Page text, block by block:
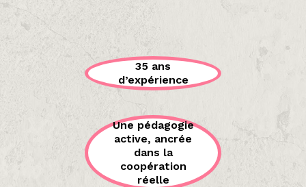
35 ans
d’expérience
Une pédagogie
active, ancrée
dans la
coopération
réelle